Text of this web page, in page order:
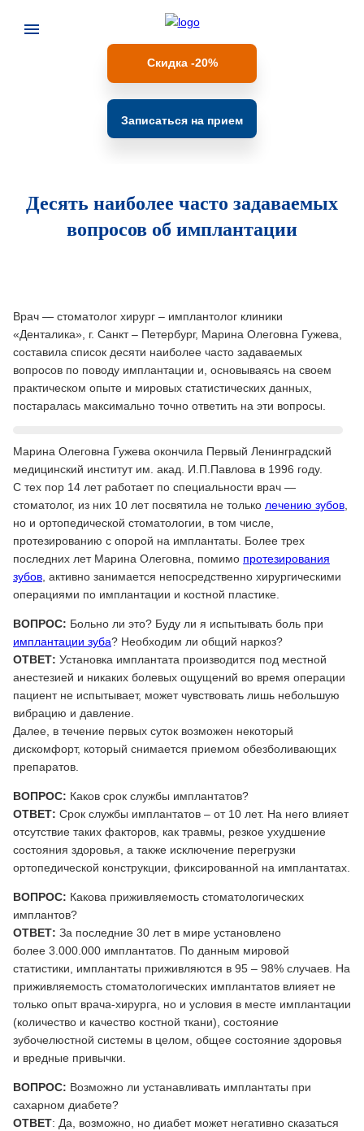
Скидка -20%
Записаться на прием
Десять наиболее часто задаваемых
вопросов об имплантации
Врач — стоматолог хирург – имплантолог клиники
«Денталика», г. Санкт – Петербург, Марина Олеговна Гужева,
составила список десяти наиболее часто задаваемых
вопросов по поводу имплантации и, основываясь на своем
практическом опыте и мировых статистических данных,
постаралась максимально точно ответить на эти вопросы.
Марина Олеговна Гужева окончила Первый Ленинградский
медицинский институт им. акад. И.П.Павлова в 1996 году.
С тех пор 14 лет работает по специальности врач —
стоматолог, из них 10 лет посвятила не только лечению зубов
но и ортопедической стоматологии, в том числе,
протезированию с опорой на имплантаты. Более трех
последних лет Марина Олеговна, помимо протезирования
зубов , активно занимается непосредственно хирургическими
операциями по имплантации и костной пластике.
ВОПРОС: Больно ли это? Буду ли я испытывать боль при
имплантации зуба? Необходим ли общий наркоз?
ОТВЕТ: Установка имплантата производится под местной
анестезией и никаких болевых ощущений во время операции
пациент не испытывает, может чувствовать лишь небольшую
вибрацию и давление.
Далее, в течение первых суток возможен некоторый
дискомфорт, который снимается приемом обезболивающих
препаратов.
ВОПРОС: Каков срок службы имплантатов?
ОТВЕТ: Срок службы имплантатов – от 10 лет. На него влияет
отсутствие таких факторов, как травмы, резкое ухудшение
состояния здоровья, а также исключение перегрузки
ортопедической конструкции, фиксированной на имплантатах.
ВОПРОС: Какова приживляемость стоматологических
имплантов?
ОТВЕТ: За последние 30 лет в мире установлено
более 3.000.000 имплантатов. По данным мировой
статистики, имплантаты приживляются в 95 – 98% случаев. На
приживляемость стоматологических имплантатов влияет не
только опыт врача-хирурга, но и условия в месте имплантации
(количество и качество костной ткани), состояние
зубочелюстной системы в целом, общее состояние здоровья
и вредные привычки.
ВОПРОС: Возможно ли устанавливать имплантаты при
сахарном диабете?
ОТВЕТ: Да, возможно, но диабет может негативно сказаться